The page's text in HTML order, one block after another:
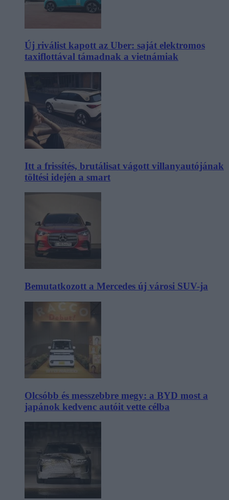
Új riválist kapott az Uber: saját elektromos
taxiflottával támadnak a vietnámiak
Itt a frissítés, brutálisat vágott villanyautójának
töltési idején a smart
Bemutatkozott a Mercedes új városi SUV-ja
Olcsóbb és messzebbre megy: a BYD most a
japánok kedvenc autóit vette célba